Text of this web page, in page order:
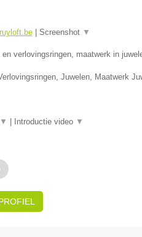
| Screenshot ▼
verlovingsringen, maatwerk in
Juwelen, Maatwerk
▼ Introductie video ▼